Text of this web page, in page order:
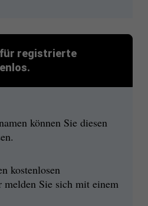
registrierte
können Sie diesen
kostenlosen
melden Sie sich mit einem